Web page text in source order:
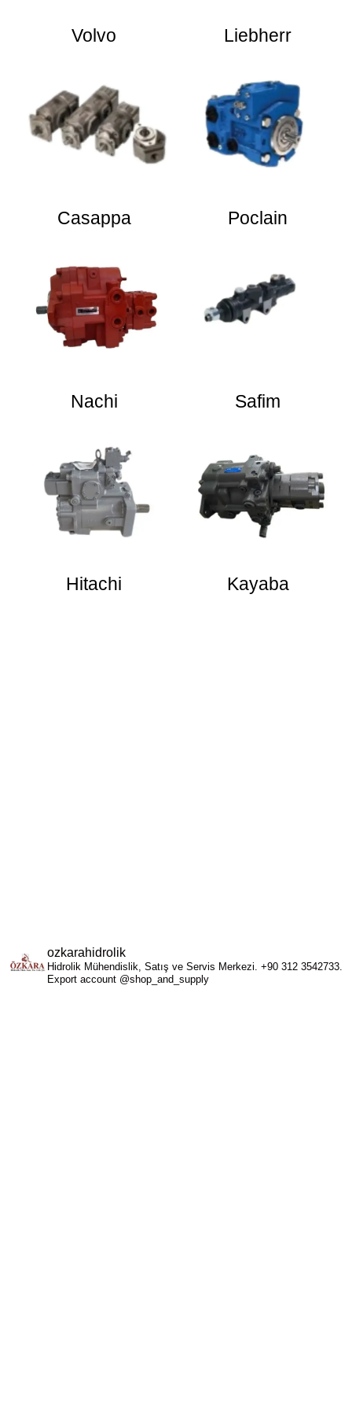
Volvo Liebherr
Casappa Poclain
Nachi Safim
Hitachi Kayaba
ozkarahidrolik
Hidrolik Mühendislik, Satış ve Servis Merkezi. +90 312 3542733.
Export account @shop_and_supply